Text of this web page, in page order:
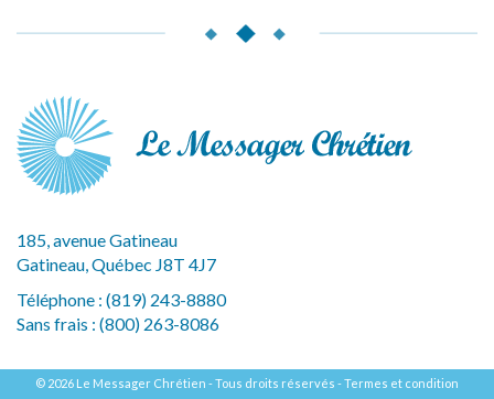
185, avenue Gatineau
Gatineau, Québec J8T 4J7
Téléphone : (819) 243-8880
Sans frais : (800) 263-8086
© 2026 Le Messager Chrétien - Tous droits réservés -Termes et condition